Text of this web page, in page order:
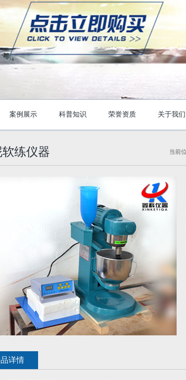
案例展示 科普知识 荣誉资质 关于我们
练仪器 当前
详情